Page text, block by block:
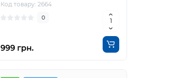
Код товару: 2664
0
999 грн.